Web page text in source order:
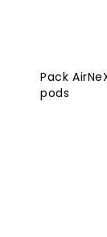
Pack
pods